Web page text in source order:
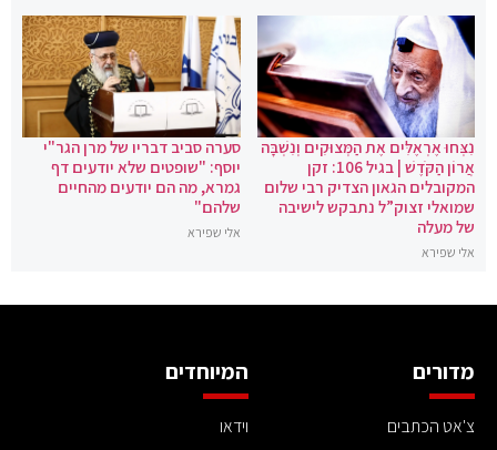
נִצְּחוּ אֶרְאֶלִּים אֶת הַמְּצוּקִים וְנִשְׁבָּה
אֲרוֹן הַקֹּדֶשׁ | בגיל 106: זקן
המקובלים הגאון הצדיק רבי שלום
שמואלי זצוק”ל נתבקש לישיבה
של מעלה
אלי שפירא
סערה סביב דבריו של מרן הגר"י
יוסף: "שופטים שלא יודעים דף
גמרא, מה הם יודעים מהחיים
שלהם"
אלי שפירא
מדורים
צ'אט הכתבים
המיוחדים
וידאו